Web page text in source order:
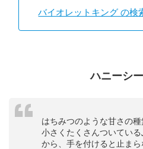
バイオレットキング の検
ハニーシ
はちみつのような甘さの
小さくたくさんついてい
から、手を付けると止ま